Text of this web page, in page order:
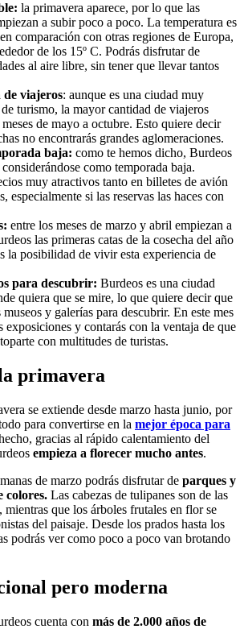
la primavera aparece, por lo que las
a subir poco a poco. La temperatura es
comparación con otras regiones de Europa,
de los 15º C. Podrás disfrutar de
al aire libre, sin tener que llevar tantos
viajeros: aunque es una ciudad muy
turismo, la mayor cantidad de viajeros
de mayo a octubre. Esto quiere decir
no encontrarás grandes aglomeraciones.
baja: como te hemos dicho, Burdeos
como temporada baja.
muy atractivos tanto en billetes de avión
especialmente si las reservas las haces con
entre los meses de marzo y abril empiezan a
las primeras catas de la cosecha del año
la posibilidad de vivir esta experiencia de
para descubrir: Burdeos es una ciudad
quiera que se mire, lo que quiere decir que
y galerías para descubrir. En este mes
exposiciones y contarás con la ventaja de que
con multitudes de turistas.
primavera
se extiende desde marzo hasta junio, por
para convertirse en la mejor época para
gracias al rápido calentamiento del
empieza a florecer mucho antes.
de marzo podrás disfrutar de parques y
colores. Las cabezas de tulipanes son de las
mientras que los árboles frutales en flor se
del paisaje. Desde los prados hasta los
podrás ver como poco a poco van brotando
pero moderna
cuenta con más de 2.000 años de